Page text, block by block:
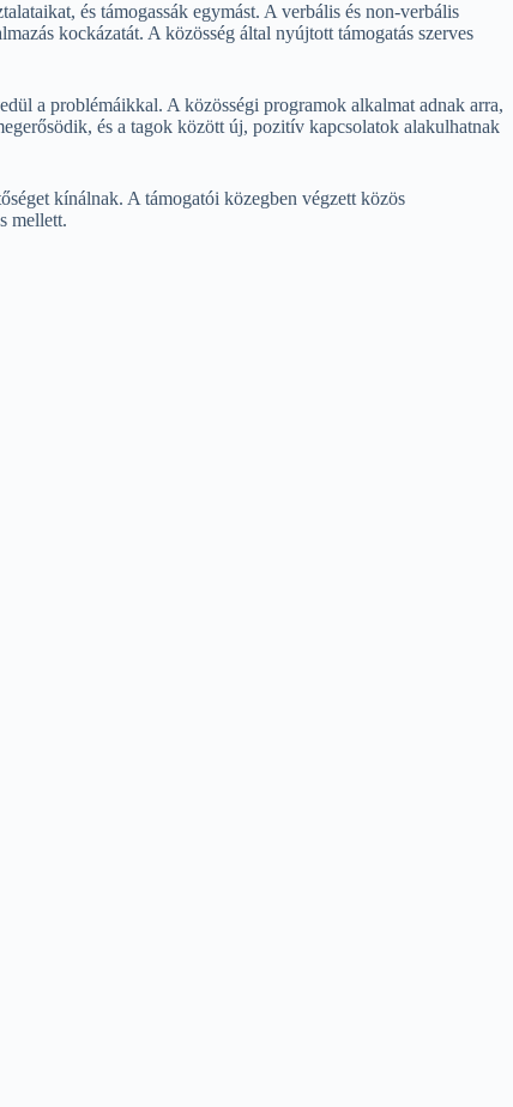
és támogassák egymást. A verbális és non-verbális
kockázatát. A közösség által nyújtott támogatás szerves
a problémáikkal. A közösségi programok alkalmat adnak arra,
és a tagok között új, pozitív kapcsolatok alakulhatnak
kínálnak. A támogatói közegben végzett közös
mellett.